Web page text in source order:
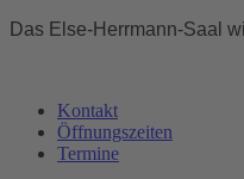
Das Else-Herrmann-Saal
Kontakt
Öffnungszeiten
Termine